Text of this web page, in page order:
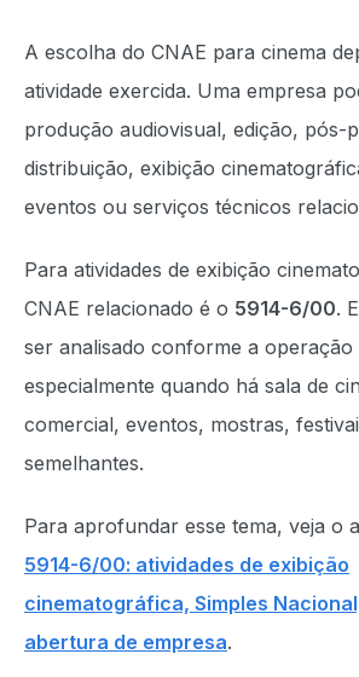
A escolha do CNAE para cinema
atividade exercida. Uma empresa
produção audiovisual, edição, pós-
distribuição, exibição
eventos ou serviços técnicos
Para atividades de exibição
CNAE relacionado é o 5914-6/00.
ser analisado conforme a operação
especialmente quando há sala de
comercial, eventos, mostras,
semelhantes.
Para aprofundar esse tema, veja o
5914-6/00: atividades de exibição
cinematográfica, Simples
abertura de empresa.